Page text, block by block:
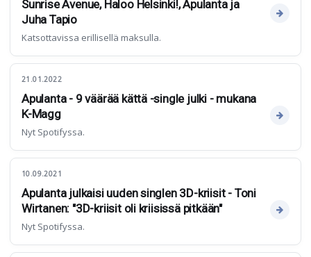
Sunrise Avenue, Haloo Helsinki!, Apulanta ja
Juha Tapio
Katsottavissa erillisellä maksulla.
21.01.2022
Apulanta - 9 väärää kättä -single julki - mukana
K-Magg
Nyt Spotifyssa.
10.09.2021
Apulanta julkaisi uuden singlen 3D-kriisit - Toni
Wirtanen: "3D-kriisit oli kriisissä pitkään"
Nyt Spotifyssa.